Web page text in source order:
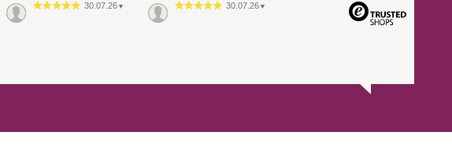
30.07.26 ▼ 30.07.26 ▼